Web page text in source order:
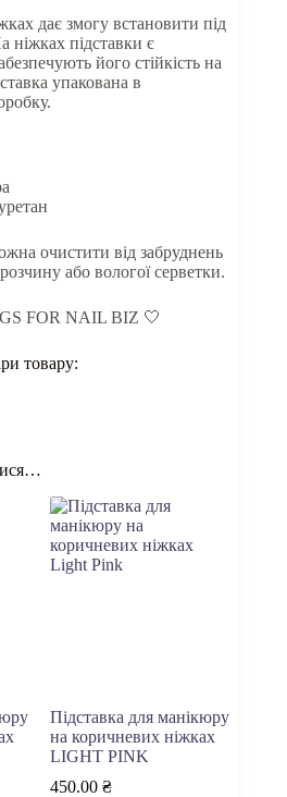
дає змогу встановити під
підставки є
його стійкість на
упакована в
очистити від забруднень
або вологої серветки.
FOR NAIL BIZ 🤍
товару:
Підставка для манікюру
на коричневих ніжках
LIGHT PINK
450.00 ₴